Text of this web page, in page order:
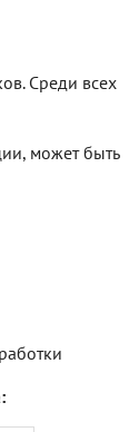
Среди всех
может быть